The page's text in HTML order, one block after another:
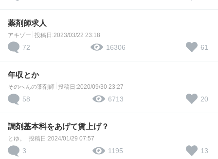
薬剤師求人
アキゾー 投稿日:2023/03/22 23:18
72 16306 61
年収とか
そのへんの薬剤師 投稿日:2020/09/30 23:27
58 6713 20
調剤基本料をあげて賃上げ？
とゆ。 投稿日:2024/01/29 07:57
3 1195 13